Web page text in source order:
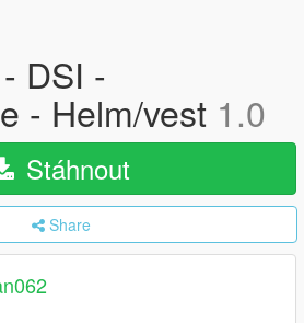
DSI -
- Helm/vest 1.0
Stáhnout
Share